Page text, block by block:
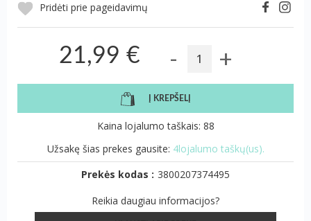
Pridėti prie pageidavimų
21,99 € - +
Į KREPŠELĮ
Kaina lojalumo taškais: 88
Užsakę šias prekes gausite: 4lojalumo taškų(us).
Prekės kodas : 3800207374495
Reikia daugiau informacijos?